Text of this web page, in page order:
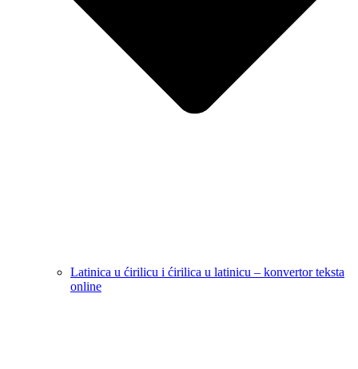
Latinica u ćirilicu i ćirilica u latinicu – konvertor teksta
online